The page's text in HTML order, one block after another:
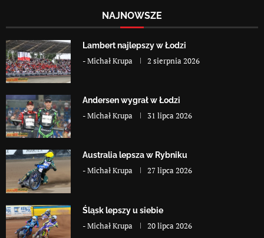
NAJNOWSZE
Lambert najlepszy w Łodzi
-Michał Krupa 2 sierpnia 2026
Andersen wygrał w Łodzi
-Michał Krupa 31 lipca 2026
Australia lepsza w Rybniku
-Michał Krupa 27 lipca 2026
Śląsk lepszy u siebie
-Michał Krupa 20 lipca 2026